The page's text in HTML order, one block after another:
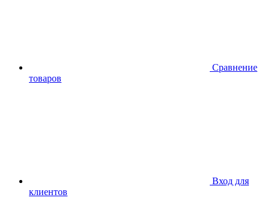
Сравнение
товаров
Вход для
клиентов